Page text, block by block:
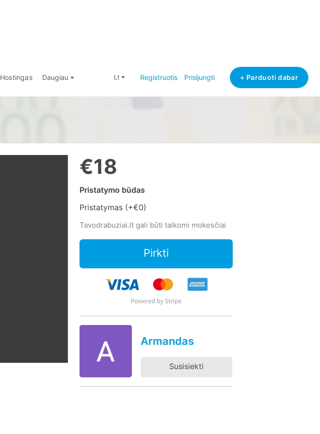
Hostingas Daugiau lt Registruotis Prisijungti + Parduoti dabar
€18
Pristatymo būdas
Pristatymas (+€0)
Tavodrabuziai.lt gali būti taikomi mokesčiai
Pirkti
Armandas
Susisiekti